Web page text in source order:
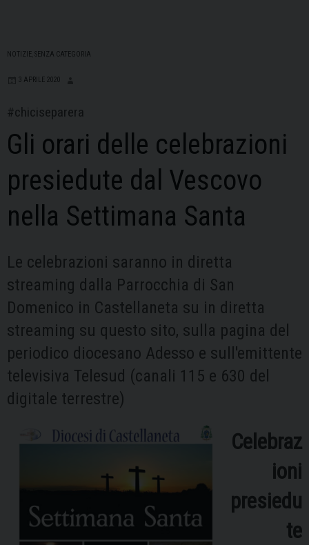
NOTIZIE SENZA CATEGORIA
3 APRILE 2020
#chiciseparera
Gli orari delle celebrazioni
presiedute dal Vescovo
nella Settimana Santa
Le celebrazioni saranno in diretta
streaming dalla Parrocchia di San
Domenico in Castellaneta su in diretta
streaming su questo sito, sulla pagina del
periodico diocesano Adesso e sull'emittente
televisiva Telesud (canali 115 e 630 del
digitale terrestre)
Celebraz
ioni
presiedu
te